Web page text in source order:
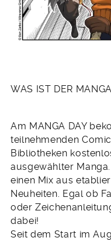
WAS IST DER
Am MANGA DAY
teilnehmenden
Bibliotheken
ausgewählter
einen Mix aus
Neuheiten. Egal ob
oder
dabei!
Seit dem Start im